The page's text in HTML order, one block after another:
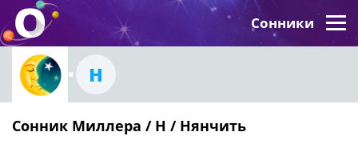
Сонники
Н
Сонник Миллера / Н / Нянчить